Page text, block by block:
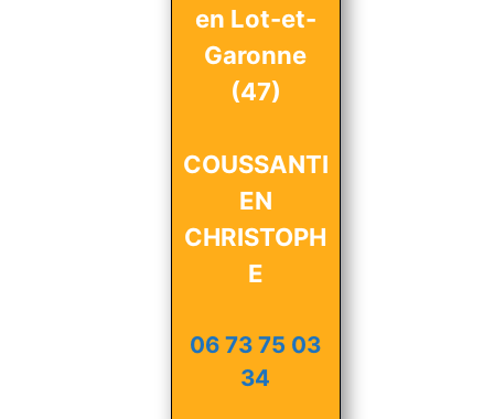
en Lot-et-
Garonne
(47)
COUSSANTI
EN
CHRISTOPH
E
06 73 75 03
34